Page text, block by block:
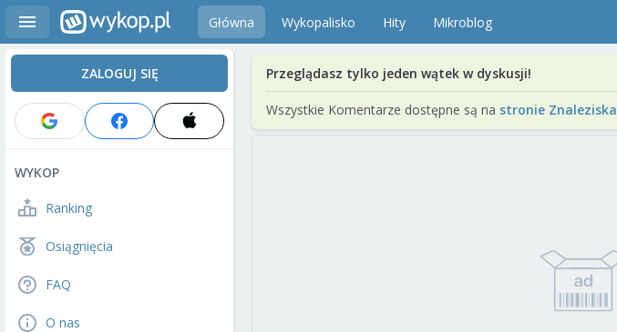
Główna Wykopalisko Hity Mikroblog
ZALOGUJ SIĘ
WYKOP
Ranking
Osiągnięcia
FAQ
O nas
Przeglądasz tylko jeden wątek w dyskusji!
Wszystkie Komentarze dostępne są na stronie Znaleziska